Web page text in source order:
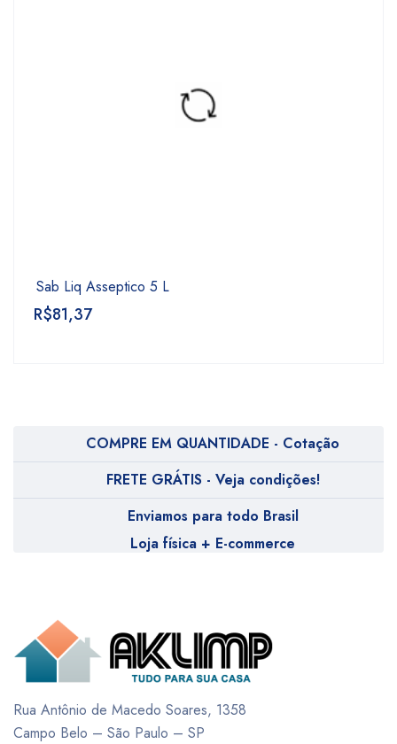
Sab Liq Asseptico 5 L
R$81,37
COMPRE EM QUANTIDADE - Cotação
FRETE GRÁTIS - Veja condições!
Enviamos para todo Brasil
Loja física + E-commerce
Rua Antônio de Macedo Soares, 1358
Campo Belo – São Paulo – SP